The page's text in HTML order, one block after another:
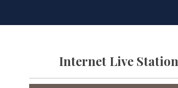
Internet Live Station